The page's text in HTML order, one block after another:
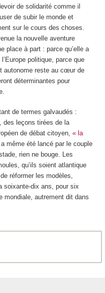
de solidarité comme il
de subir le monde et
sur le cours des choses.
la nouvelle aventure
place à part : parce qu’elle a
politique, parce que
autonome reste au cœur de
déterminantes pour
de termes galvaudés :
des leçons tirées de la
de débat citoyen, « la
même été lancé par le couple
rien ne bouge. Les
qu’ils soient atlantique
réformer les modèles,
soixante-dix ans, pour six
mondiale, autrement dit dans